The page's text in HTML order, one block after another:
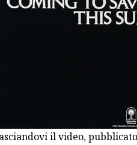
il video,